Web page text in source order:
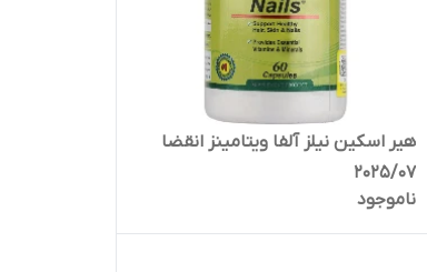
هیر اسکین نیلز آلفا ویتامینز انقضا
2025/07
ناموجود